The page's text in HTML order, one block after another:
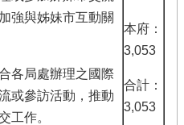
強與姊妹市互動關
各局處辦理之國際
或參訪活動，推動
工作。
本府：
3,053
合計：
3,053